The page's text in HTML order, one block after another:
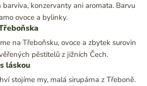
barviva, konzervanty ani aromata. Barvu
ovoce a bylinky.
na Třeboňsku, ovoce a zbytek surovin
pěstitelů z jižních Čech.
láskou
stojíme my, malá sirupárna z Třeboně.